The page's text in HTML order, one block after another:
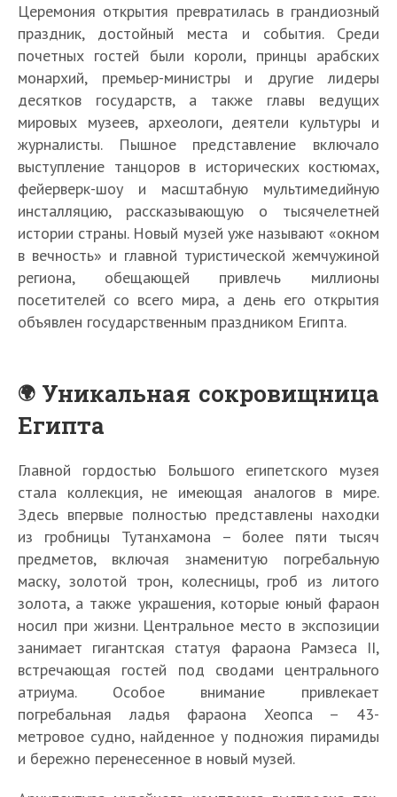
Церемония открытия превратилась в грандиозный
праздник, достойный места и события. Среди
почетных гостей были короли, принцы арабских
монархий, премьер-министры и другие лидеры
десятков государств, а также главы ведущих
мировых музеев, археологи, деятели культуры и
журналисты. Пышное представление включало
выступление танцоров в исторических костюмах,
фейерверк-шоу и масштабную мультимедийную
инсталляцию, рассказывающую о тысячелетней
истории страны. Новый музей уже называют «окном
в вечность» и главной туристической жемчужиной
региона, обещающей привлечь миллионы
посетителей со всего мира, а день его открытия
объявлен государственным праздником Египта.
Уникальная сокровищница
Египта
Главной гордостью Большого египетского музея
стала коллекция, не имеющая аналогов в мире.
Здесь впервые полностью представлены находки
из гробницы Тутанхамона – более пяти тысяч
предметов, включая знаменитую погребальную
маску, золотой трон, колесницы, гроб из литого
золота, а также украшения, которые юный фараон
носил при жизни. Центральное место в экспозиции
занимает гигантская статуя фараона Рамзеса II,
встречающая гостей под сводами центрального
атриума. Особое внимание привлекает
погребальная ладья фараона Хеопса – 43-
метровое судно, найденное у подножия пирамиды
и бережно перенесенное в новый музей.